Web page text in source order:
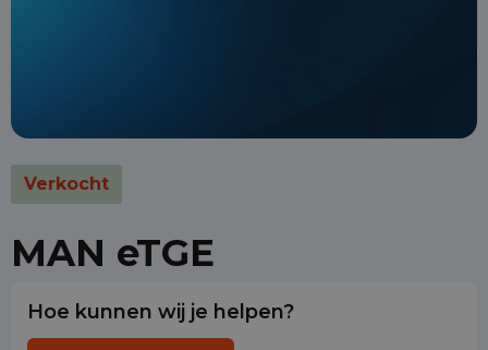
Verkocht
MAN eTGE
Hoe kunnen wij je helpen?